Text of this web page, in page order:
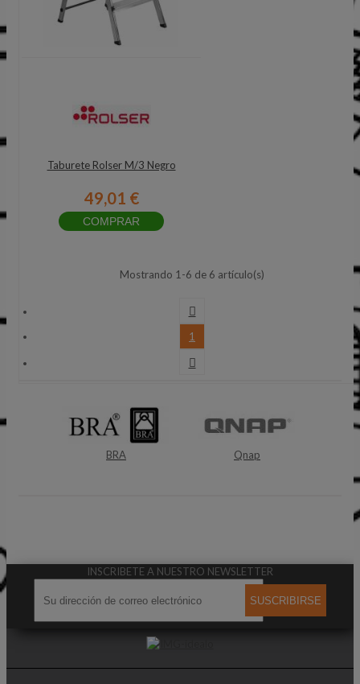
Taburete Rolser M/3 Negro
49,01 €
COMPRAR
Mostrando 1-6 de 6 artículo(s)

1

INSCRIBETE A NUESTRO NEWSLETTER
SUSCRIBIRSE